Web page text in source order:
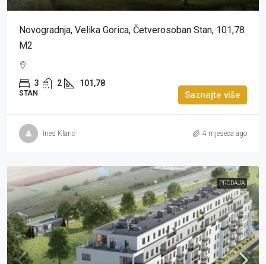
Novogradnja, Velika Gorica, Četverosoban Stan, 101,78
M2
3 2 101,78
STAN Saznajte više
Ines Klaric 4 mjeseca ago
PRODAJA